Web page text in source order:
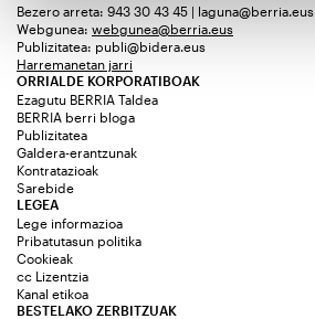
Bezero arreta: 943 30 43 45 | laguna@berria.eus
Webgunea: webgunea@berria.eus
Publizitatea: publi@bidera.eus
Harremanetan jarri
ORRIALDE KORPORATIBOAK
Ezagutu BERRIA Taldea
BERRIA berri bloga
Publizitatea
Galdera-erantzunak
Kontratazioak
Sarebide
LEGEA
Lege informazioa
Pribatutasun politika
Cookieak
cc Lizentzia
Kanal etikoa
BESTELAKO ZERBITZUAK